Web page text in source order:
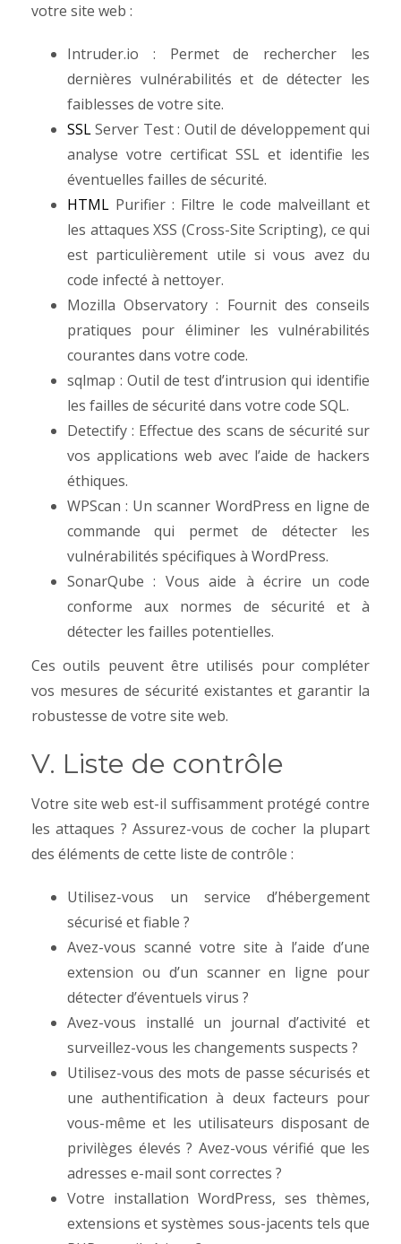
votre site web :
Intruder.io : Permet de rechercher les
dernières vulnérabilités et de détecter les
faiblesses de votre site.
SSLServer Test : Outil de développement qui
analyse votre certificat SSL et identifie les
éventuelles failles de sécurité.
HTML Purifier : Filtre le code malveillant et
les attaques XSS (Cross-Site Scripting), ce qui
est particulièrement utile si vous avez du
code infecté à nettoyer.
Mozilla Observatory : Fournit des conseils
pratiques pour éliminer les vulnérabilités
courantes dans votre code.
sqlmap : Outil de test d’intrusion qui identifie
les failles de sécurité dans votre code SQL.
Detectify : Effectue des scans de sécurité sur
vos applications web avec l’aide de hackers
éthiques.
WPScan : Un scanner WordPress en ligne de
commande qui permet de détecter les
vulnérabilités spécifiques à WordPress.
SonarQube : Vous aide à écrire un code
conforme aux normes de sécurité et à
détecter les failles potentielles.
Ces outils peuvent être utilisés pour compléter
vos mesures de sécurité existantes et garantir la
robustesse de votre site web.
V. Liste de contrôle
Votre site web est-il suffisamment protégé contre
les attaques ? Assurez-vous de cocher la plupart
des éléments de cette liste de contrôle :
Utilisez-vous un service d’hébergement
sécurisé et fiable ?
Avez-vous scanné votre site à l’aide d’une
extension ou d’un scanner en ligne pour
détecter d’éventuels virus ?
Avez-vous installé un journal d’activité et
surveillez-vous les changements suspects ?
Utilisez-vous des mots de passe sécurisés et
une authentification à deux facteurs pour
vous-même et les utilisateurs disposant de
privilèges élevés ? Avez-vous vérifié que les
adresses e-mail sont correctes ?
Votre installation WordPress, ses thèmes,
extensions et systèmes sous-jacents tels que